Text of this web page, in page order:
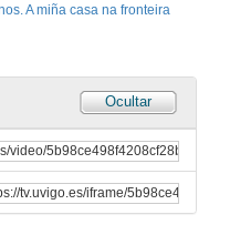
A miña casa na fronteira
Ocultar
de Luis Alonso Bacigalupe
de Jaime Aneiros
do XIII Congreso da AEELH
2018
de María Rosa Lojo